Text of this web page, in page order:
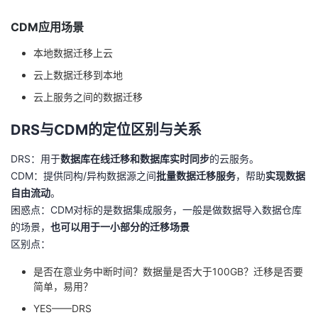
CDM应用场景
本地数据迁移上云
云上数据迁移到本地
云上服务之间的数据迁移
DRS与CDM的定位区别与关系
DRS：用于数据库在线迁移和数据库实时同步的云服务。
CDM：提供同构/异构数据源之间批量数据迁移服务，帮助实现数据
自由流动。
困惑点：CDM对标的是数据集成服务，一般是做数据导入数据仓库
的场景， 也可以用于一小部分的迁移场景
区别点：
是否在意业务中断时间？数据量是否大于100GB？迁移是否要
简单，易用？
YES——DRS